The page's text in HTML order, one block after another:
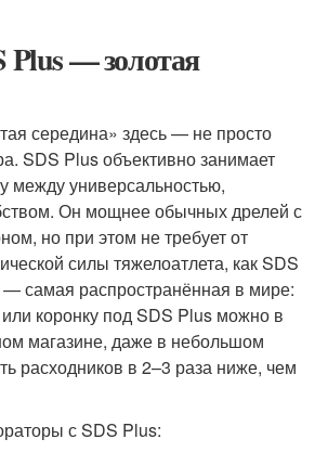
Plus — золотая
середина» здесь — не просто
SDS Plus объективно занимает
между универсальностью,
Он мощнее обычных дрелей с
но при этом не требует от
силы тяжелоатлета, как SDS
— самая распространённая в мире:
коронку под SDS Plus можно в
магазине, даже в небольшом
расходников в 2–3 раза ниже, чем
с SDS Plus: